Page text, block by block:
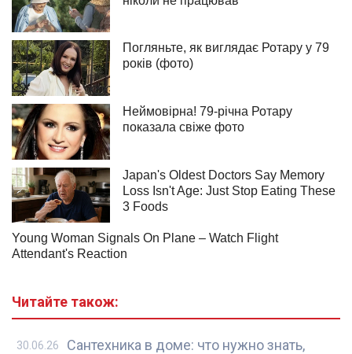
Читайте також:
Сантехника в доме: что нужно знать,
30.06.26